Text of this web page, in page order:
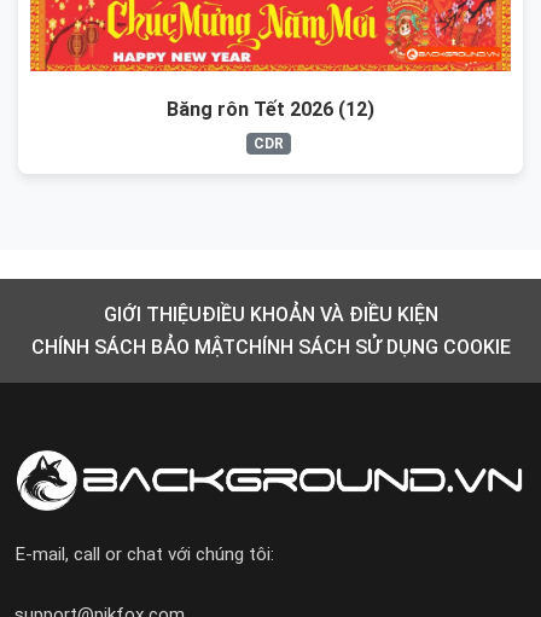
Băng rôn Tết 2026 (12)
CDR
GIỚI THIỆUĐIỀU KHOẢN VÀ ĐIỀU KIỆN
CHÍNH SÁCH BẢO MẬTCHÍNH SÁCH SỬ DỤNG COOKIE
E-mail, call or chat với chúng tôi: